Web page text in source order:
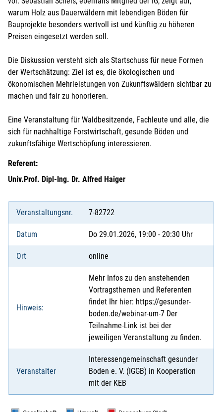
warum Holz aus Dauerwäldern mit lebendigen Böden für
Bauprojekte besonders wertvoll ist und künftig zu höheren
Preisen eingesetzt werden soll.
Die Diskussion versteht sich als Startschuss für neue Formen
der Wertschätzung: Ziel ist es, die ökologischen und
ökonomischen Mehrleistungen von Zukunftswäldern sichtbar zu
machen und fair zu honorieren.
Eine Veranstaltung für Waldbesitzende, Fachleute und alle, die
sich für nachhaltige Forstwirtschaft, gesunde Böden und
zukunftsfähige Wertschöpfung interessieren.
Referent:
Univ.Prof. Dipl-Ing. Dr. Alfred Haiger
Veranstaltungsnr. 7-82722
Datum Do 29.01.2026, 19:00 - 20:30 Uhr
Ort online
Hinweis:
Mehr Infos zu den anstehenden
Vortragsthemen und Referenten
findet Ihr hier: https://gesunder-
boden.de/webinar-um-7 Der
Teilnahme-Link ist bei der
jeweiligen Veranstaltung zu finden.
Veranstalter
Interessengemeinschaft gesunder
Boden e. V. (IGGB) in Kooperation
mit der KEB